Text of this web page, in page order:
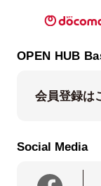
OPEN HUB
会員登録は
Social Media